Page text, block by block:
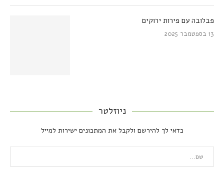
פבלובה עם פירות ירוקים
13 בספטמבר 2025
ניוזלטר
כדאי לך להירשם ולקבל את המתכונים ישירות למייל